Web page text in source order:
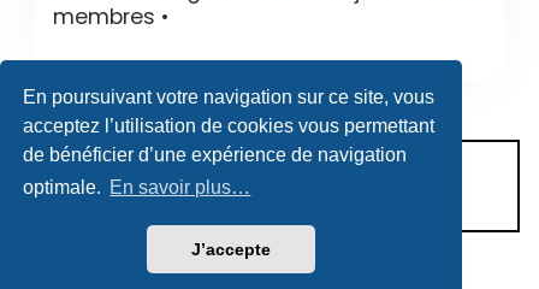
En poursuivant votre navigation sur ce site, vous
acceptez l’utilisation de cookies vous permettant
de bénéficier d’une expérience de navigation
optimale. En savoir plus…
J’accepte
membres •
CONDITIONS D’UTILISATION
POLITIQUE DE VIE PRIVÉE
Héritage & Succession